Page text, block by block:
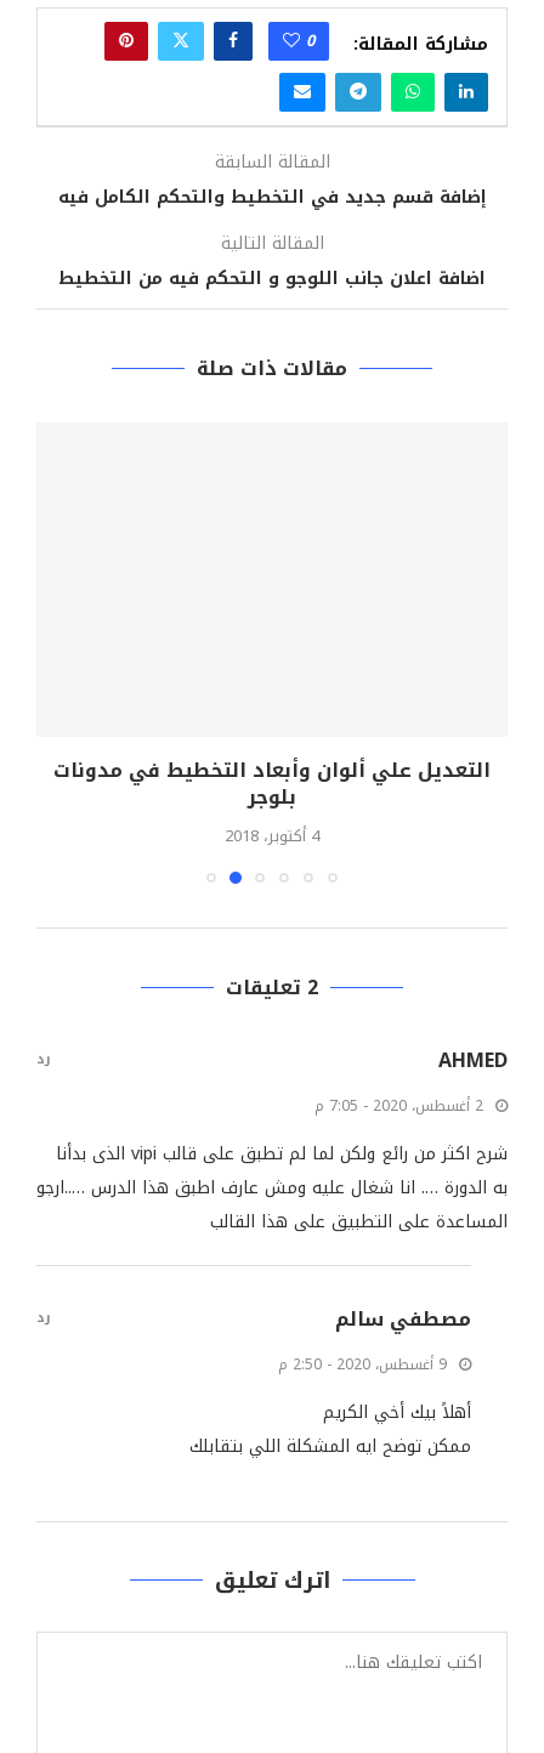
مشاركة المقالة: 0
المقالة السابقة
إضافة قسم جديد في التخطيط والتحكم الكامل فيه
المقالة التالية
اضافة اعلان جانب اللوجو و التحكم فيه من التخطيط
مقالات ذات صلة
التعديل علي ألوان وأبعاد التخطيط في مدونات
بلوجر
4 أكتوبر، 2018
2 تعليقات
AHMED
2 أغسطس، 2020 - 7:05 م
شرح اكثر من رائع ولكن لما لم تطبق على قالب vipi الذى بدأنا
به الدورة …. انا شغال عليه ومش عارف اطبق هذا الدرس …..ارجو
المساعدة على التطبيق على هذا القالب
رد
مصطفي سالم
9 أغسطس، 2020 - 2:50 م
أهلاً بيك أخي الكريم
ممكن توضح ايه المشكلة اللي بتقابلك
رد
اترك تعليق